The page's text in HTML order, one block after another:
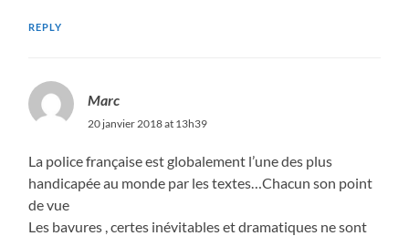
REPLY
Marc
20 janvier 2018 at 13h39
La police française est globalement l’une des plus
handicapée au monde par les textes…Chacun son point
de vue
Les bavures , certes inévitables et dramatiques ne sont